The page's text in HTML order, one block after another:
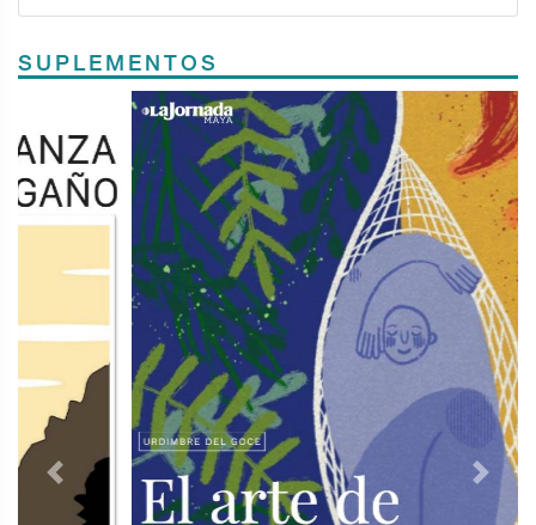
SUPLEMENTOS
Previous Next